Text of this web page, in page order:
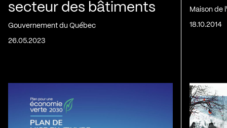
secteur des bâtiments
Gouvernement du Québec
26.05.2023
Maison de
18.10.2014